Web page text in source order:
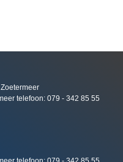
telefoon: 079 - 342 85 55